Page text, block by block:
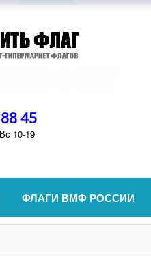
45
10-19
ФЛАГИ ВМФ РОССИИ